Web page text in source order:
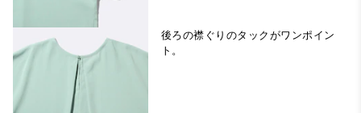
後ろの襟ぐりのタックがワンポイン
ト。